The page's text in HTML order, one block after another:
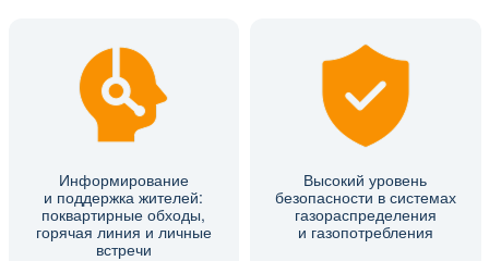
Информирование
и поддержка жителей:
поквартирные обходы,
горячая линия и личные
встречи
Высокий уровень
безопасности в системах
газораспределения
и газопотребления